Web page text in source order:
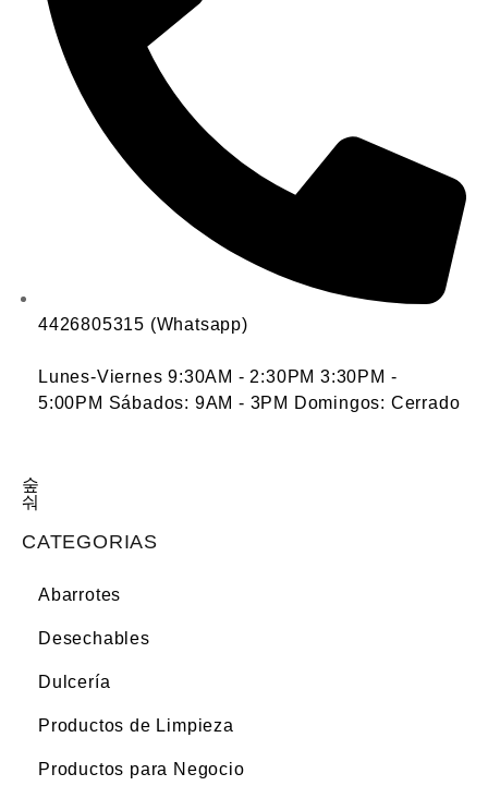
4426805315 (Whatsapp)
Lunes-Viernes 9:30AM - 2:30PM 3:30PM -
5:00PM Sábados: 9AM - 3PM Domingos: Cerrado
CATEGORIAS
Abarrotes
Desechables
Dulcería
Productos de Limpieza
Productos para Negocio